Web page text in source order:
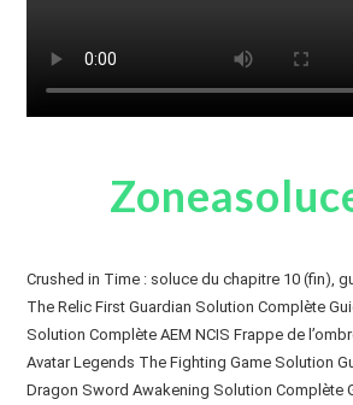
Crushed in Time : soluce du chapitre 10 (fin),
The Relic First Guardian Solution Complète
Solution Complète AEM NCIS Frappe de
Avatar Legends The Fighting Game Solution
Dragon Sword Awakening Solution Complète